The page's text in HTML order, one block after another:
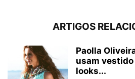
ARTIGOS
Paolla
usam
looks...